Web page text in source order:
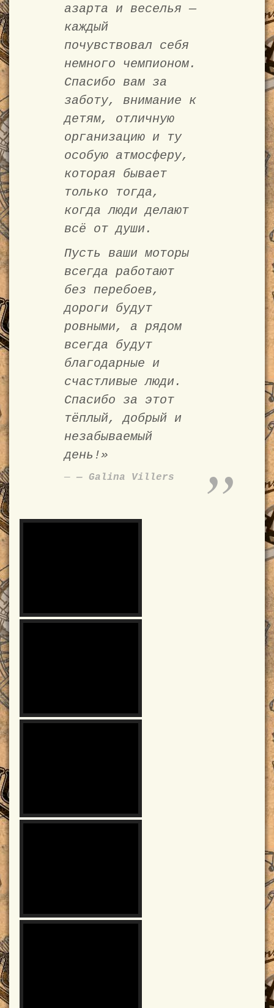
азарта и веселья —
каждый
почувствовал себя
немного чемпионом.
Спасибо вам за
заботу, внимание к
детям, отличную
организацию и ту
особую атмосферу,
которая бывает
только тогда,
когда люди делают
всё от души.
Пусть ваши моторы
всегда работают
без перебоев,
дороги будут
ровными, а рядом
всегда будут
благодарные и
счастливые люди.
Спасибо за этот
тёплый, добрый и
незабываемый
день!»
— Galina Villers